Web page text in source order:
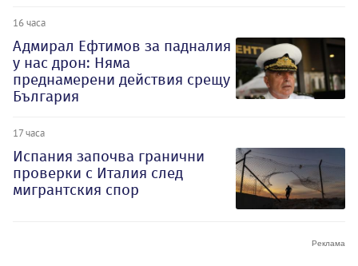
16 часа
Адмирал Ефтимов за падналия
у нас дрон: Няма
преднамерени действия срещу
България
17 часа
Испания започва гранични
проверки с Италия след
мигрантския спор